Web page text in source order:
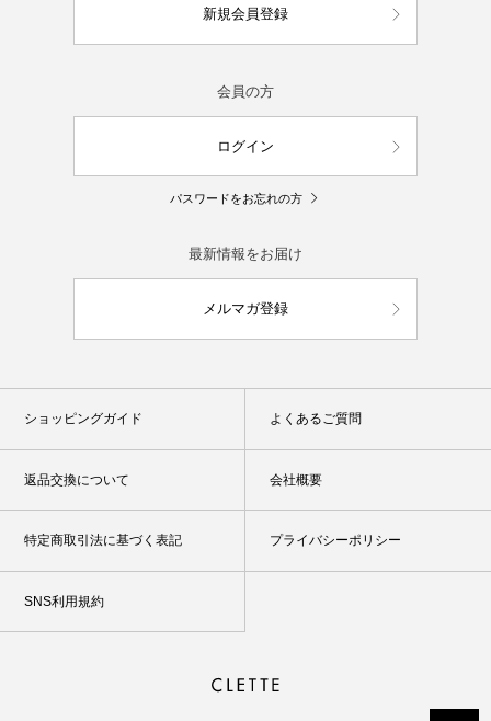
新規会員登録
会員の方
ログイン
パスワードをお忘れの方
最新情報をお届け
メルマガ登録
ショッピングガイド よくあるご質問
返品交換について 会社概要
特定商取引法に基づく表記 プライバシーポリシー
SNS利用規約